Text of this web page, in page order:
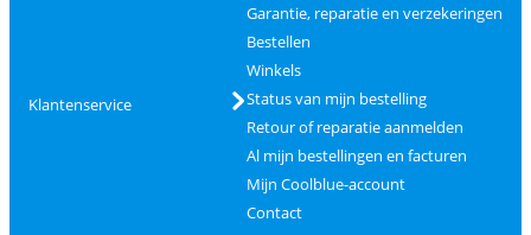
Klantenservice
Garantie, reparatie en verzekeringen
Bestellen
Winkels
Status van mijn bestelling
Retour of reparatie aanmelden
Al mijn bestellingen en facturen
Mijn Coolblue-account
Contact